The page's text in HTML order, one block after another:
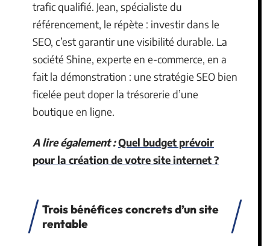
trafic qualifié. Jean, spécialiste du
référencement, le répète : investir dans le
SEO, c’est garantir une visibilité durable. La
société Shine, experte en e-commerce, en a
fait la démonstration : une stratégie SEO bien
ficelée peut doper la trésorerie d’une
boutique en ligne.
A lire également :Quel budget prévoir
pour la création de votre site internet ?
Trois bénéfices concrets d’un site
rentable